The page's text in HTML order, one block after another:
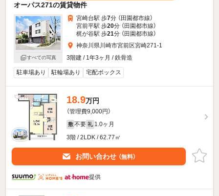
オーパス271の賃貸物件
すべての写真
宮崎台駅 歩7分 （田園都市線）
宮前平駅 歩20分 （田園都市線）
梶が谷駅 歩21分 （田園都市線）
神奈川県川崎市宮前区宮崎271-1
3階建 / 1年3ヶ月 / 鉄骨造
駐車場あり 駐輪場あり 宅配ボックス
18.9万円
（管理費9,000円）
敷 不要 礼 1.0ヶ月
3階 / 2LDK / 62.77㎡
お問い合わせ （無料）
提供